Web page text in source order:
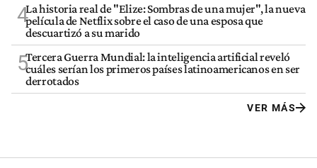
4La historia real de "Elize: Sombras de una mujer", la nueva
película de Netflix sobre el caso de una esposa que
descuartizó a su marido
5Tercera Guerra Mundial: la inteligencia artificial reveló
cuáles serían los primeros países latinoamericanos en ser
derrotados
VER MÁS